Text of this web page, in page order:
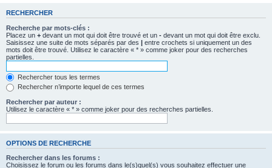
RECHERCHER
Recherche par mots-clés :
Placez un + devant un mot qui doit être trouvé et un - devant un mot qui doit être exclu.
Saisissez une suite de mots séparés par des | entre crochets si uniquement un des
mots doit être trouvé. Utilisez le caractère « * » comme joker pour des recherches
partielles.
Rechercher tous les termes
Rechercher n’importe lequel de ces termes
Rechercher par auteur :
Utilisez le caractère « * » comme joker pour des recherches partielles.
OPTIONS DE RECHERCHE
Rechercher dans les forums :
Choisissez le forum ou les forums dans le(s)quel(s) vous souhaitez effectuer une